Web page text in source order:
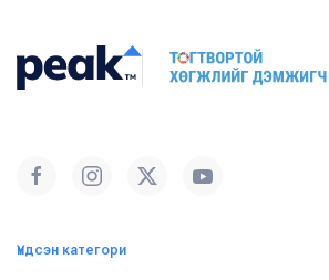
Үндсэн категори